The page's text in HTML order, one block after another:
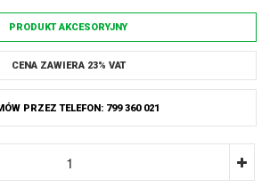
PRODUKT AKCESORYJNY
CENA ZAWIERA 23% VAT
PRZEZ TELEFON: 799 360 021